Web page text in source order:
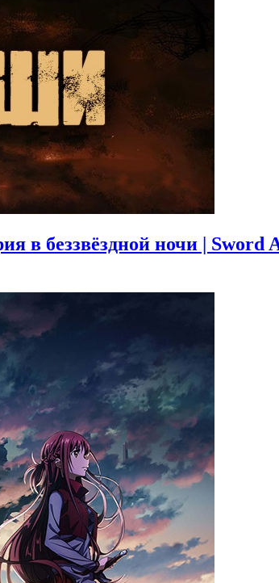
в беззвёздной ночи |